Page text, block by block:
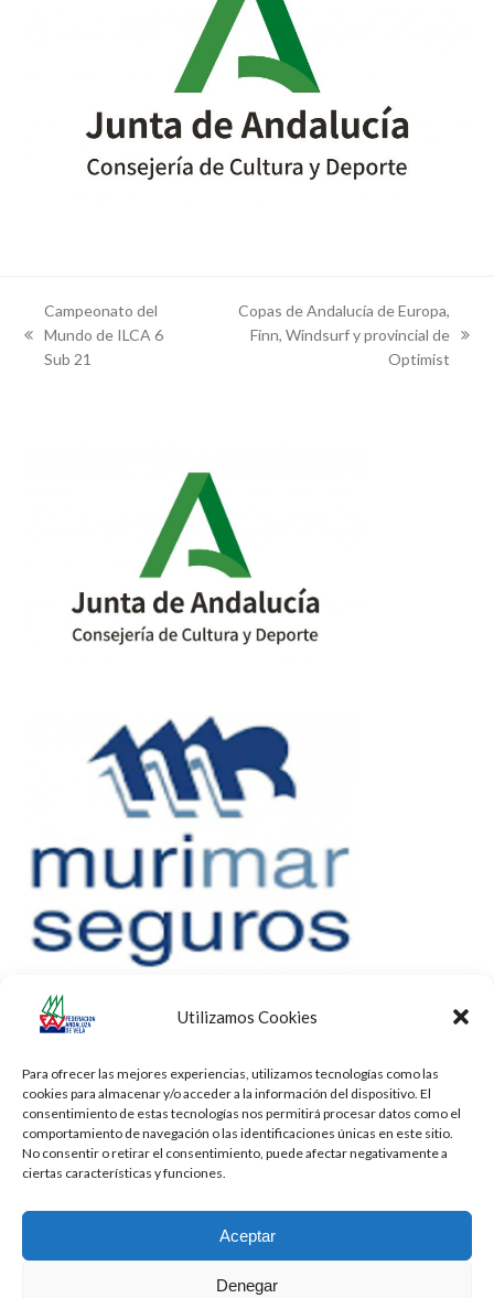
Utilizamos Cookies
Para ofrecer las mejores experiencias, utilizamos tecnologías como las
cookies para almacenar y/o acceder a la información del dispositivo. El
consentimiento de estas tecnologías nos permitirá procesar datos como el
comportamiento de navegación o las identificaciones únicas en este sitio.
No consentir o retirar el consentimiento, puede afectar negativamente a
ciertas características y funciones.
Aceptar
Denegar
previous
post:
Campeonato del
Mundo de ILCA 6
Sub 21
Copas de Andalucía de Europa,
Finn, Windsurf y provincial de
Optimist